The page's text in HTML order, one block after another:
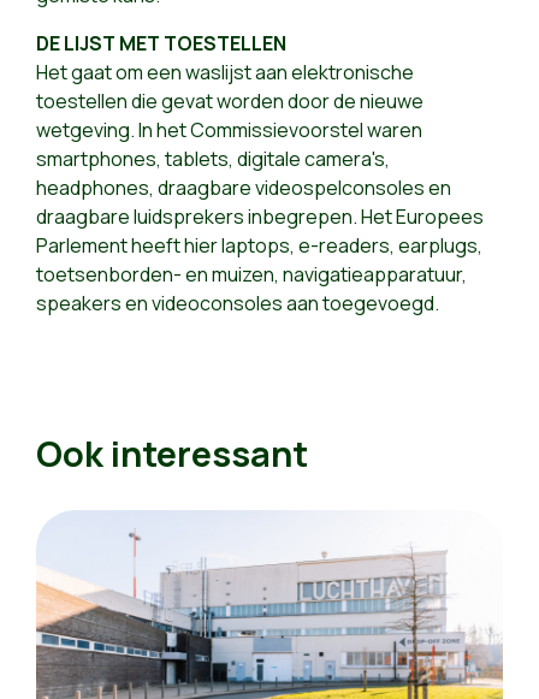
DE LIJST MET TOESTELLEN
Het gaat om een waslijst aan elektronische
toestellen die gevat worden door de nieuwe
wetgeving. In het Commissievoorstel waren
smartphones, tablets, digitale camera's,
headphones, draagbare videospelconsoles en
draagbare luidsprekers inbegrepen. Het Europees
Parlement heeft hier laptops, e-readers, earplugs,
toetsenborden- en muizen, navigatieapparatuur,
speakers en videoconsoles aan toegevoegd.
Ook interessant